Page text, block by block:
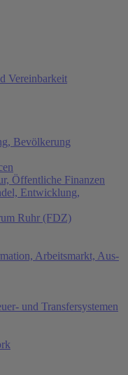
Vereinbarkeit
Bevölkerung
Öffentliche Finanzen
Entwicklung,
Ruhr (FDZ)
Arbeitsmarkt, Aus-
und Transfersystemen